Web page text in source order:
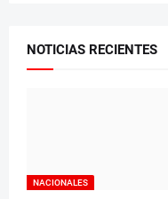
NOTICIAS RECIENTES
NACIONALES